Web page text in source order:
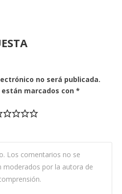
no será publicada.
marcados con *